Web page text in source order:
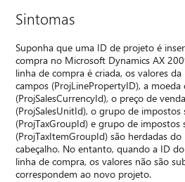
Sintomas
Suponha que uma ID de projeto é
compra no Microsoft Dynamics AX
linha de compra é criada, os valores
campos (ProjLinePropertyID), a moeda
(ProjSalesCurrencyId), o preço de
(ProjSalesUnitId), o grupo de impostos
(ProjTaxGroupId) e grupo de impostos
(ProjTaxItemGroupId) são herdadas
cabeçalho. No entanto, quando a ID
linha de compra, os valores não são
correspondem ao novo projeto.